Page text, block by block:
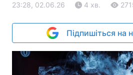
23:28, 02.06.26 4 хв.
Підпишіться на